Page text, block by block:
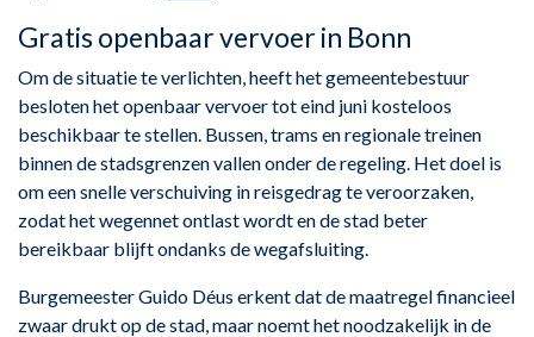
Gratis openbaar vervoer in Bonn
Om de situatie te verlichten, heeft het gemeentebestuur
besloten het openbaar vervoer tot eind juni kosteloos
beschikbaar te stellen. Bussen, trams en regionale treinen
binnen de stadsgrenzen vallen onder de regeling. Het doel is
om een snelle verschuiving in reisgedrag te veroorzaken,
zodat het wegennet ontlast wordt en de stad beter
bereikbaar blijft ondanks de wegafsluiting.
Burgemeester Guido Déus erkent dat de maatregel financieel
zwaar drukt op de stad, maar noemt het noodzakelijk in de